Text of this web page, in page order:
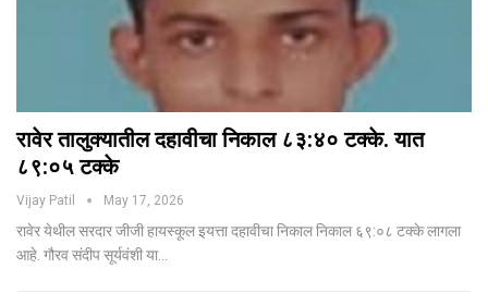
रावेर तालुक्यातील दहावीचा निकाल ८३:४० टक्के. यात
८९:०५ टक्के
Vijay Patil May 17, 2026
रावेर येथील सरदार जीजी हायस्कूल इयत्ता दहावीचा निकाल निकाल ६९:०८ टक्के लागला
आहे. गौरव संदीप सूर्यवंशी या…